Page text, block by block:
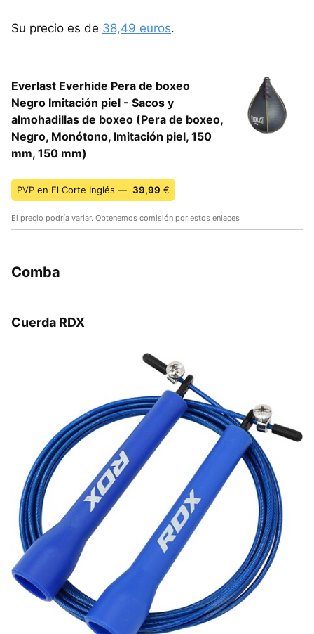
Su precio es de 38,49 euros.
Everlast Everhide Pera de boxeo
Negro Imitación piel - Sacos y
almohadillas de boxeo (Pera de boxeo,
Negro, Monótono, Imitación piel, 150
mm, 150 mm)
PVP en El Corte Inglés — 39,99 €
El precio podría variar. Obtenemos comisión por estos enlaces
Comba
Cuerda RDX